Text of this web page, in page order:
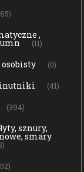
,
(11)
(0)
(41)
(394)
sznury,
smary